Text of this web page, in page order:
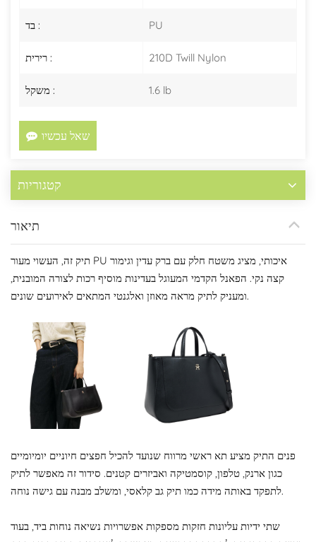
בד : PU
רירית : 210D Twill Nylon
משקל : 1.6 lb
שאל עכשיו
קטגוריות
תיאור
תיק זה, העשוי מעור PU איכותי, מציג משטח חלק עם ברק עדין וגימור
קצה נקי. הפאנל הקדמי המעוגל בעדינות מוסיף רכות לצורה המובנית,
ומעניק לתיק מראה מאוזן ואלגנטי המתאים לאירועים שונים.
פנים התיק מציע תא ראשי מרווח שנועד להכיל חפצים חיוניים יומיומיים
כגון ארנק, טלפון, קוסמטיקה ואביזרים קטנים. סידור זה מאפשר לתיק
לתפקד באותה מידה כמו תיק גב קלאסי, ומשלב מבנה עם גישה נוחה.
שתי ידיות עליונות חזקות מספקות אפשרויות נשיאה נוחות ביד, בעוד